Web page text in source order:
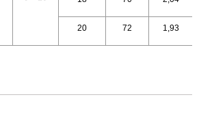
20 72 1,93